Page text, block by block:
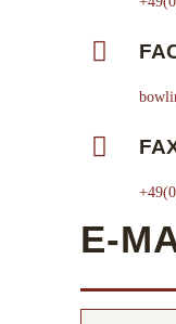
E-